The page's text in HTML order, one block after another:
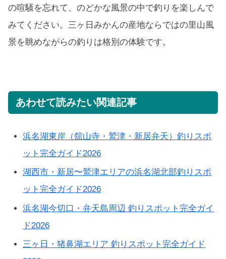
の喧騒を忘れて、のどかな風景の中で釣りを楽しんで
みてください。三ヶ日みかんの産地ならではの里山風
景を眺めながらの釣りは格別の体験です。
あわせて読みたい関連記事
浜名湖東岸（舘山寺・鷲津・新居弁天）釣りスポ
ット完全ガイド2026
湖西市・新居〜鷲津エリアの浜名湖北部釣りスポ
ット完全ガイド2026
浜名湖今切口・弁天島周辺 釣りスポット完全ガイ
ド2026
三ヶ日・猪鼻湖エリア 釣りスポット完全ガイド